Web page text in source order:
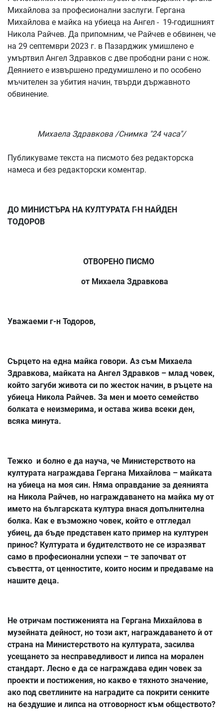
Михайлова за професионални заслуги. Гергана
Михайлова е майка на убиеца на Ангел - 19-годишният
Никола Райчев. Да припомним, че Райчев е обвинен, че
на 29 септември 2023 г. в Пазарджик умишлено е
умъртвил Ангел Здравков с две прободни рани с нож.
Деянието е извършено предумишлено и по особено
мъчителен за убития начин, твърди държавното
обвинение.
Михаела Здравкова /Снимка "24 часа"/
Публикуваме текста на писмото без редакторска
намеса и без редакторски коментар.
ДО МИНИСТЪРА НА КУЛТУРАТА Г-Н НАЙДЕН
ТОДОРОВ
ОТВОРЕНО ПИСМО
от Михаела Здравкова
Уважаеми г-н Тодоров,
Сърцето на една майка говори. Аз съм Михаела
Здравкова, майката на Ангел Здравков – млад човек,
който загуби живота си по жесток начин, в ръцете на
убиеца Никола Райчев. За мен и моето семейство
болката е неизмерима, и остава жива всеки ден,
всяка минута.
Тежко и болно е да науча, че Министерството на
културата награждава Гергана Михайлова – майката
на убиеца на моя син. Няма оправдание за деянията
на Никола Райчев, но награждаването на майка му от
името на българската култура внася допълнителна
болка. Как е възможно човек, който е отгледал
убиец, да бъде представен като пример на културен
принос? Културата и будителството не се изразяват
само в професионални успехи – те започват от
съвестта, от ценностите, които носим и предаваме на
нашите деца.
Не отричам постиженията на Гергана Михайлова в
музейната дейност, но този акт, награждаването ѝ от
страна на Министерството на културата, засилва
усещането за несправедливост и липса на морален
стандарт. Лесно е да се награждава един човек за
проекти и постижения, но какво е тяхното значение,
ако под светлините на наградите са покрити сенките
на бездушие и липса на отговорност към обществото?